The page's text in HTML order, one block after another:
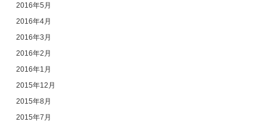
2016年5月
2016年4月
2016年3月
2016年2月
2016年1月
2015年12月
2015年8月
2015年7月